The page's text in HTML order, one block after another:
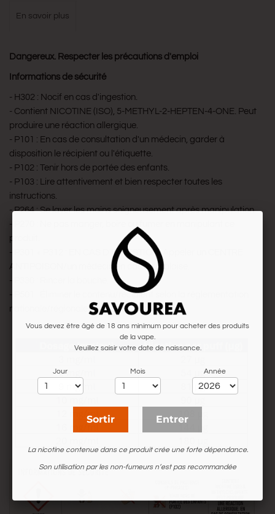
en savoir plus
Dangereux. Respecter les précautions d'emploi
Informations de sécurité
- H302 : Nocif en cas d'ingestion.
- Contient NICOTINE (ISO), 5-METHYL-2-HEPTEN-4-ONE. Peut
produire une réaction allergique.
- P101 : En cas de consultation d'un médecin, garder à
disposition le récipient ou l'étiquette.
- P102 : Tenir hors de portée des enfants.
- P103 : Lire attentivement et bien respecter toutes les
instructions.
- P264 : Se laver les mains soigneusement après manipulation.
- P270 : Ne pas manger, boire ou fumer en manipulant ce
produit.
- P301 + P312 : EN CAS D'INGESTION: Appeler un CENTRE
ANTIPOISON/un médecin en cas de malaise.
- P330 : Rincer la bouche.
- P501 : Éliminer le contenu/récipient selon la réglementation
nationale/régionale/locale.
Vous devez être âgé de 18 ans minimum pour acheter des produits
de la vape.
Veuillez saisir votre date de naissance.
Jour Mois Année
Sortir Entrer
La nicotine contenue dans ce produit crée une forte dépendance.
Son utilisation par les non-fumeurs n’est pas recommandée